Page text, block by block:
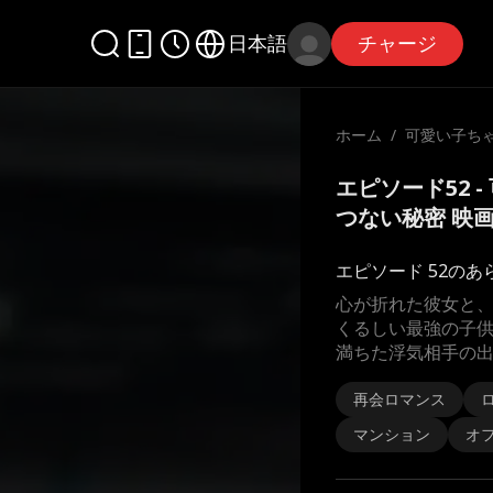
日本語 チャージ
ホーム / 可愛い子ち
エピソード52 -
つない秘密 映
エピソード 52のあ
心が折れた彼女と
くるしい最強の子
満ちた浮気相手の
再会ロマンス
マンション
オ